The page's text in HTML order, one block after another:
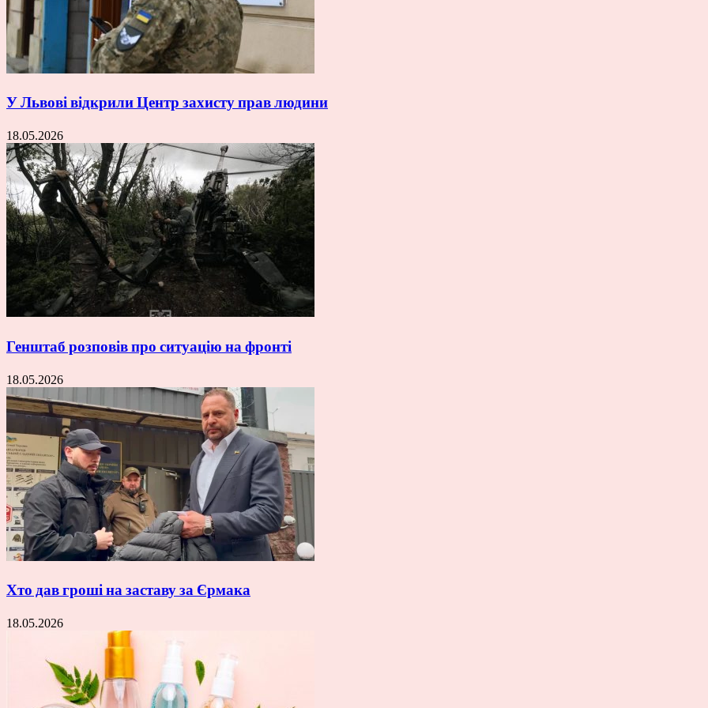
У Львові відкрили Центр захисту прав людини
18.05.2026
Генштаб розповів про ситуацію на фронті
18.05.2026
Хто дав гроші на заставу за Єрмака
18.05.2026